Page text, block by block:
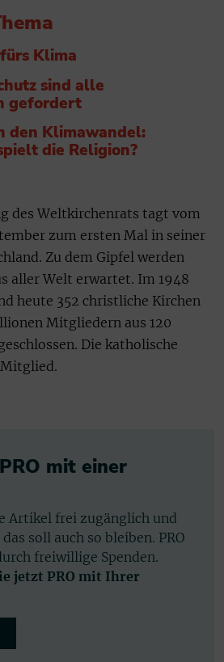
Klima
sind alle
gefordert
den Klimawandel:
die Religion?
des Weltkirchenrats tagt vom
zum ersten Mal in seiner
Zu dem Gipfel werden
aller Welt erwartet. Im 1948
heute 352 christliche Kirchen
Mitgliedern aus 120
Die katholische
mit einer
Artikel frei zugänglich und
soll auch so bleiben. PRO
freiwillige Spenden.
jetzt PRO mit Ihrer